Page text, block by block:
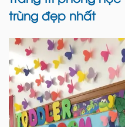
trùng đẹp nhất